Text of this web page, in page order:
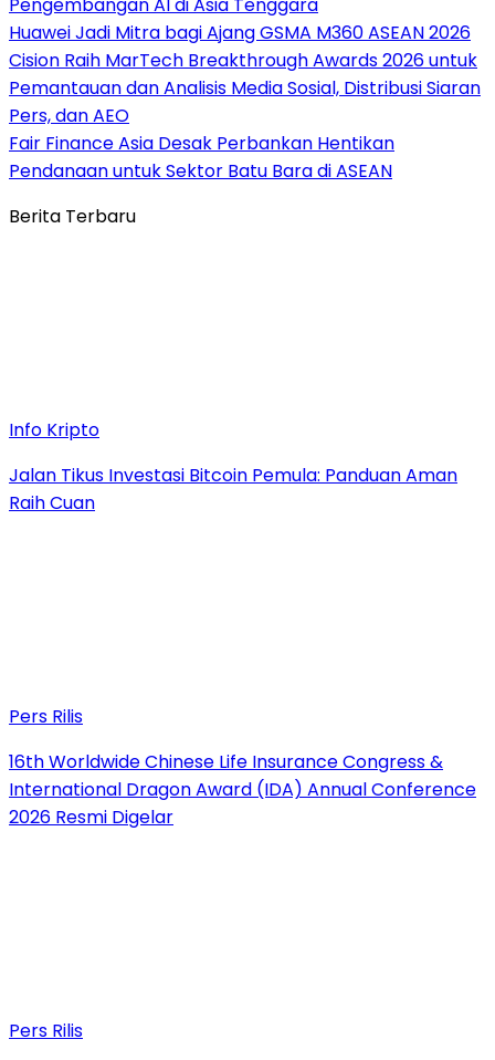
Huawei Jadi Mitra bagi Ajang GSMA M360 ASEAN 2026
Cision Raih MarTech Breakthrough Awards 2026 untuk
Pemantauan dan Analisis Media Sosial, Distribusi Siaran
Pers, dan AEO
Fair Finance Asia Desak Perbankan Hentikan
Pendanaan untuk Sektor Batu Bara di ASEAN
Berita Terbaru
Info Kripto
Jalan Tikus Investasi Bitcoin Pemula: Panduan Aman
Raih Cuan
Pers Rilis
16th Worldwide Chinese Life Insurance Congress &
International Dragon Award (IDA) Annual Conference
2026 Resmi Digelar
Pers Rilis